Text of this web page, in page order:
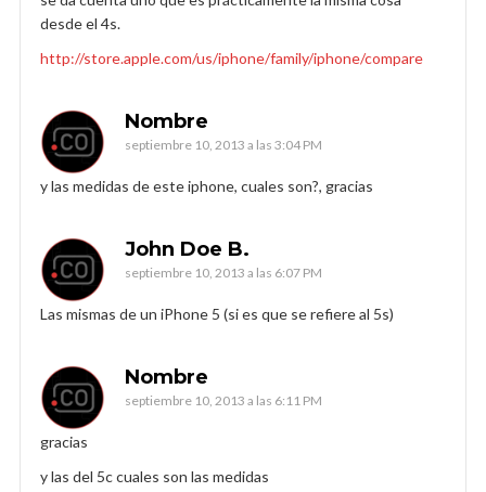
desde el 4s.
http://store.apple.com/us/iphone/family/iphone/compare
Nombre
septiembre 10, 2013 a las 3:04 PM
y las medidas de este iphone, cuales son?, gracias
John Doe B.
septiembre 10, 2013 a las 6:07 PM
Las mismas de un iPhone 5 (si es que se refiere al 5s)
Nombre
septiembre 10, 2013 a las 6:11 PM
gracias
y las del 5c cuales son las medidas